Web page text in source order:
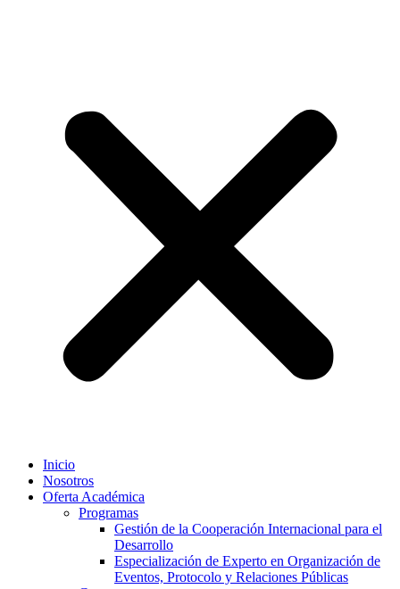
Inicio
Nosotros
Oferta Académica
Programas
Gestión de la Cooperación Internacional para el
Desarrollo
Especialización de Experto en Organización de
Eventos, Protocolo y Relaciones Públicas